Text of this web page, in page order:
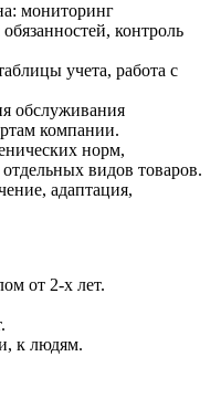
мониторинг
контроль
учета, работа с
обслуживания
компании.
норм,
видов товаров.
адаптация,
от 2-х лет.
к людям.